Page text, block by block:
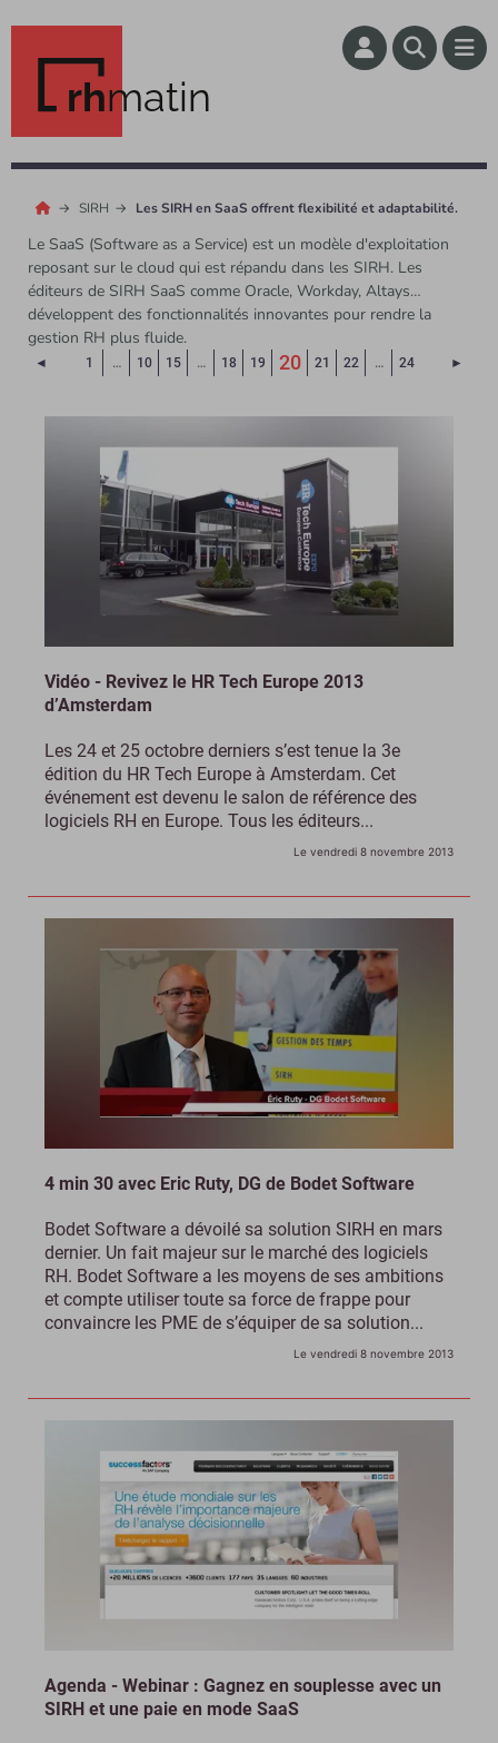
rhmatin
SIRH Les SIRH en SaaS offrent flexibilité et adaptabilité.
Le SaaS (Software as a Service) est un modèle d'exploitation
reposant sur le cloud qui est répandu dans les SIRH. Les
éditeurs de SIRH SaaS comme Oracle, Workday, Altays…
développent des fonctionnalités innovantes pour rendre la
gestion RH plus fluide.
◄ Page précédente
1 … 10 15 … 18 19 20(Page courante)
21 22 … 24 ►
Vidéo - Revivez le HR Tech Europe 2013
d’Amsterdam
Les 24 et 25 octobre derniers s’est tenue la 3e
édition du HR Tech Europe à Amsterdam. Cet
événement est devenu le salon de référence des
logiciels RH en Europe. Tous les éditeurs...
Le vendredi 8 novembre 2013
4 min 30 avec Eric Ruty, DG de Bodet Software
Bodet Software a dévoilé sa solution SIRH en mars
dernier. Un fait majeur sur le marché des logiciels
RH. Bodet Software a les moyens de ses ambitions
et compte utiliser toute sa force de frappe pour
convaincre les PME de s’équiper de sa solution...
Le vendredi 8 novembre 2013
Agenda - Webinar : Gagnez en souplesse avec un
SIRH et une paie en mode SaaS